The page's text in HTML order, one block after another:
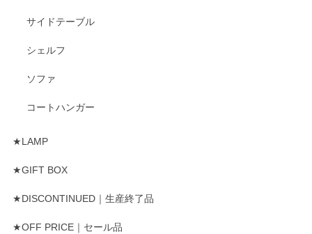
サイドテーブル
シェルフ
ソファ
コートハンガー
★LAMP
★GIFT BOX
★DISCONTINUED｜生産終了品
★OFF PRICE｜セール品